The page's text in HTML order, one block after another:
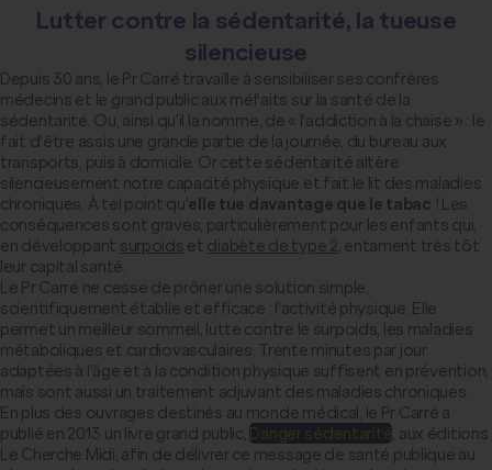
Lutter contre la sédentarité, la tueuse
silencieuse
Depuis 30 ans, le Pr Carré travaille à sensibiliser ses confrères
médecins et le grand public aux méfaits sur la santé de la
sédentarité. Ou, ainsi qu'il la nomme, de « l'addiction à la chaise » : le
fait d'être assis une grande partie de la journée, du bureau aux
transports, puis à domicile. Or cette sédentarité altère
silencieusement notre capacité physique et fait le lit des maladies
chroniques. À tel point qu'elle tue davantage que le tabac ! Les
conséquences sont graves, particulièrement pour les enfants qui,
en développant surpoids et diabète de type 2 , entament très tôt
leur capital santé.
Le Pr Carré ne cesse de prôner une solution simple,
scientifiquement établie et efficace : l'activité physique. Elle
permet un meilleur sommeil, lutte contre le surpoids, les maladies
métaboliques et cardiovasculaires. Trente minutes par jour
adaptées à l'âge et à la condition physique suffisent en prévention,
mais sont aussi un traitement adjuvant des maladies chroniques.
En plus des ouvrages destinés au monde médical, le Pr Carré a
publié en 2013 un livre grand public, Danger sédentarité , aux éditions
Le Cherche Midi, afin de délivrer ce message de santé publique au